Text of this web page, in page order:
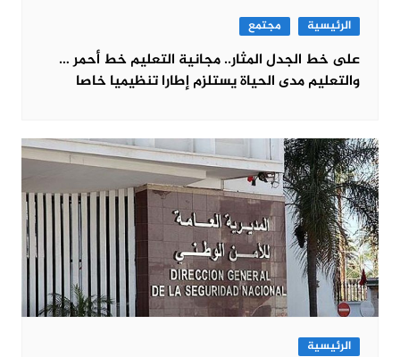
الرئيسية مجتمع
على خط الجدل المثار.. مجانية التعليم خط أحمر …
والتعليم مدى الحياة يستلزم إطارا تنظيميا خاصا
الرئيسية